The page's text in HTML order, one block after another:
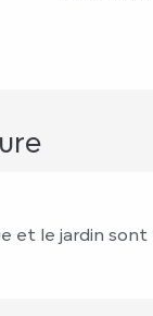
et le jardin